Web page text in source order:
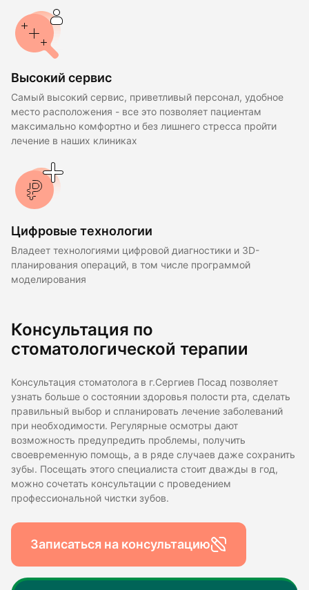
Высокий сервис
Самый высокий сервис, приветливый персонал, удобное
место расположения - все это позволяет пациентам
максимально комфортно и без лишнего стресса пройти
лечение в наших клиниках
Цифровые технологии
Владеет технологиями цифровой диагностики и 3D-
планирования операций, в том числе программой
моделирования
Консультация по
стоматологической терапии
Консультация стоматолога в г.Сергиев Посад позволяет
узнать больше о состоянии здоровья полости рта, сделать
правильный выбор и спланировать лечение заболеваний
при необходимости. Регулярные осмотры дают
возможность предупредить проблемы, получить
своевременную помощь, а в ряде случаев даже сохранить
зубы. Посещать этого специалиста стоит дважды в год,
можно сочетать консультации с проведением
профессиональной чистки зубов.
Записаться на консультацию